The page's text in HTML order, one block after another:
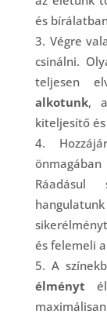
és
Végre
csinálni.
teljesen
alkotunk,
kiteljesítő
és felemeli
A
élményt